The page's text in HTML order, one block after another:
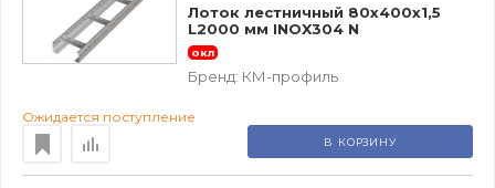
Лоток лестничный 80х400х1,5
L2000 мм INOX304 N
окл
Бренд: КМ-профиль
Ожидается поступление
В КОРЗИНУ